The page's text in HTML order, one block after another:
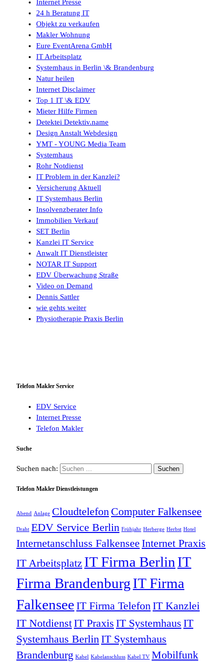
Internet Presse
24 h Beratung IT
Objekt zu verkaufen
Makler Wohnung
Eure EventArena GmbH
IT Arbeitsplatz
Systemhaus in Berlin \& Brandenburg
Natur heilen
Internet Disclaimer
Top 1 IT \& EDV
Mieter Hilfe Firmen
Detektei Detektiv.name
Design Anstalt Webdesign
YMT - YOUNG Media Team
Systemhaus
Rohr Notdienst
IT Problem in der Kanzlei?
Versicherung Aktuell
IT Systemhaus Berlin
Insolvenzberater Info
Immobilien Verkauf
SET Berlin
Kanzlei IT Service
Anwalt IT Dienstleister
NOTAR IT Support
EDV Überwachung Straße
Video on Demand
Dennis Sattler
wie gehts weiter
Physiotherapie Praxis Berlin
Telefon Makler Service
EDV Service
Internet Presse
Telefon Makler
Suche
Suchen nach:
Telefon Makler Dienstleistungen
Abend Anlage Cloudtelefon Computer Falkensee
Draht EDV Service Berlin Frühjahr Herberge Herbst Hotel
Internetanschluss Falkensee Internet Praxis
IT Arbeitsplatz IT Firma Berlin IT
Firma BrandenburgIT Firma
Falkensee IT Firma TelefonIT Kanzlei
IT NotdienstIT Praxis IT Systemhaus IT
Systemhaus BerlinIT Systemhaus
Brandenburg Kabel Kabelanschluss Kabel TV Mobilfunk